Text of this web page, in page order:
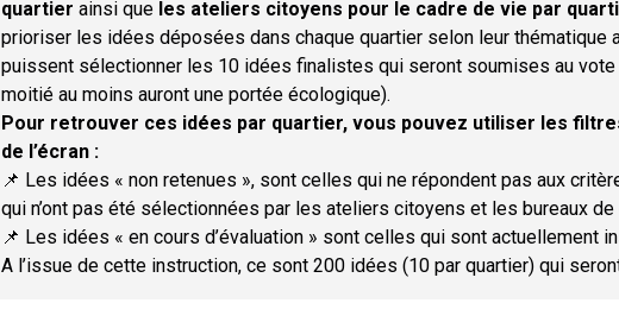
quartier ainsi que les ateliers citoyens pour le cadre de vie par
prioriser les idées déposées dans chaque quartier selon leur thématique
puissent sélectionner les 10 idées finalistes qui seront soumises au
moitié au moins auront une portée écologique).
Pour retrouver ces idées par quartier, vous pouvez utiliser les
de l’écran :
📌 Les idées « non retenues », sont celles qui ne répondent pas aux
qui n’ont pas été sélectionnées par les ateliers citoyens et les bureaux de
📌 Les idées « en cours d’évaluation » sont celles qui sont actuellement
A l’issue de cette instruction, ce sont 200 idées (10 par quartier) qui